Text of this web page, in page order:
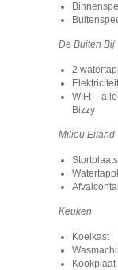
De Buiten Bij
2
WIFI –
Bizzy
Milieu Eiland
Keuken
Koelkast
Kookplaat